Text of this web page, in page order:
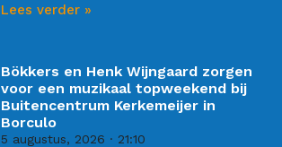
Lees verder »
Bökkers en Henk Wijngaard zorgen
voor een muzikaal topweekend bij
Buitencentrum Kerkemeijer in
Borculo
5 augustus, 2026 21:10